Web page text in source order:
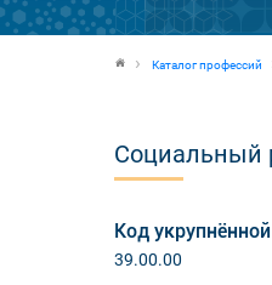
Каталог профессий
Социальный
Код
39.00.00